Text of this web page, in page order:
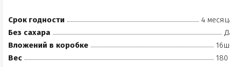
Срок годности
4
Без сахара
Вложений в коробке
Вес
180